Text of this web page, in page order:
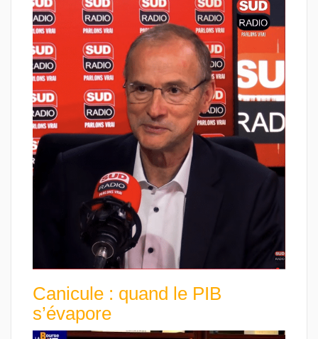
Canicule : quand le PIB
s’évapore